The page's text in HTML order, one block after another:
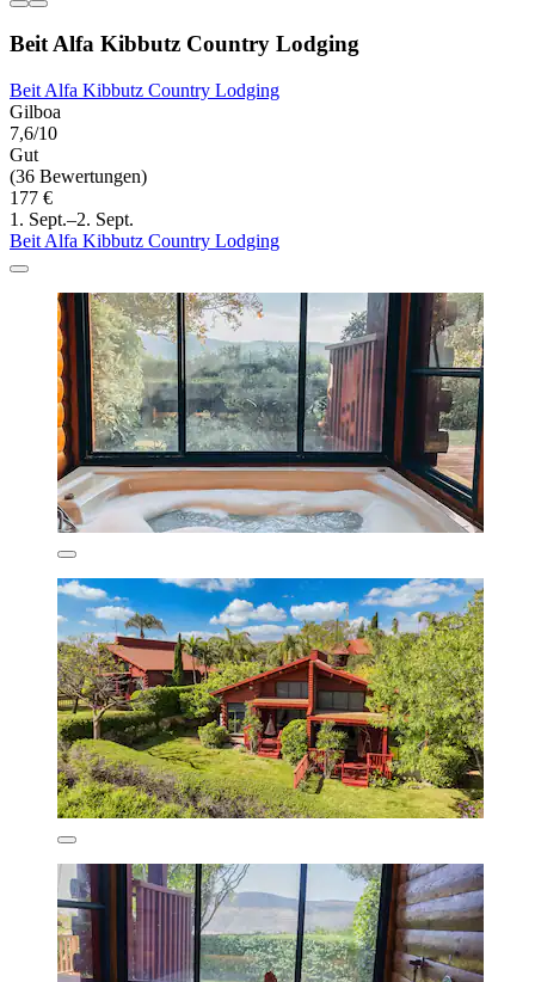
Beit Alfa Kibbutz Country Lodging
Beit Alfa Kibbutz Country Lodging
Gilboa
7,6/10
Gut
(36 Bewertungen)
177 €
1. Sept.–2. Sept.
Beit Alfa Kibbutz Country Lodging